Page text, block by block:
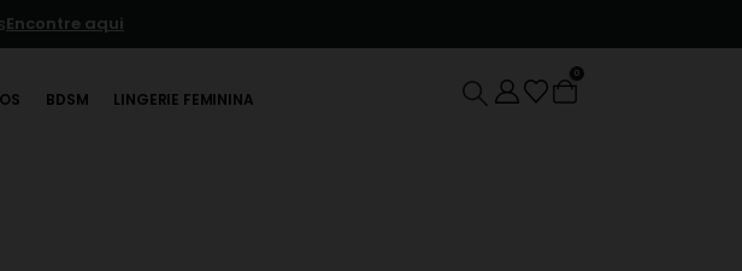
Encontre aqui
BDSM LINGERIE FEMININA
0